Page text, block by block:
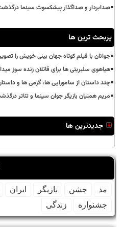
صدابردار و صداگذار پیشکسوت سینما
پربحث ترین ها
جوانان با فیلم کوتاه جهان بینی خویش را
هیاهوی سلبریتی ها برای قاتلان زنده سوز
چند داستان از سامورایی ها، گرمی ها و
مریم همتیان بازیگر جوان سینما و تئاتر
جدیدترین ها
مد جشن بازیگر ایران
جشنواره
زندگی